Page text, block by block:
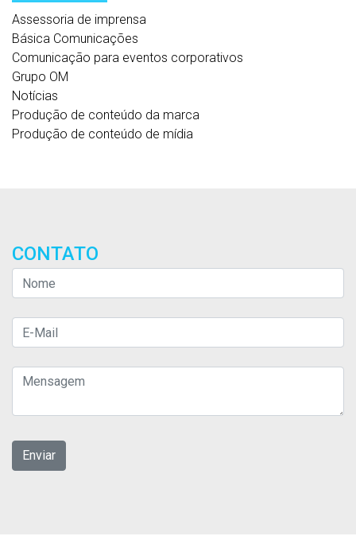
Assessoria de imprensa
Básica Comunicações
Comunicação para eventos corporativos
Grupo OM
Notícias
Produção de conteúdo da marca
Produção de conteúdo de mídia
CONTATO